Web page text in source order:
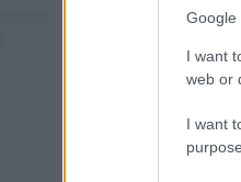
Google
I want
web or
I want